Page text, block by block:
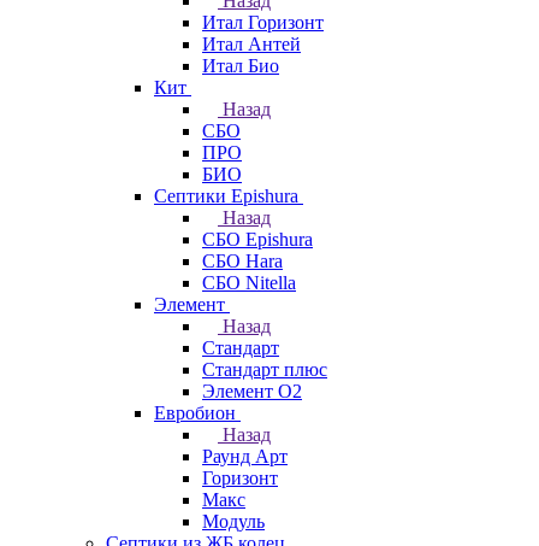
Итал Горизонт
Итал Антей
Итал Био
Кит
Назад
СБО
ПРО
БИО
Септики Epishura
Назад
СБО Epishura
СБО Hara
СБО Nitella
Элемент
Назад
Стандарт
Стандарт плюс
Элемент О2
Евробион
Назад
Раунд Арт
Горизонт
Макс
Модуль